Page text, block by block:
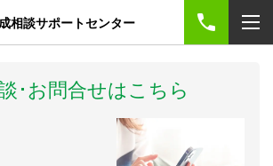
相談サポートセンター
･お問合せはこちら